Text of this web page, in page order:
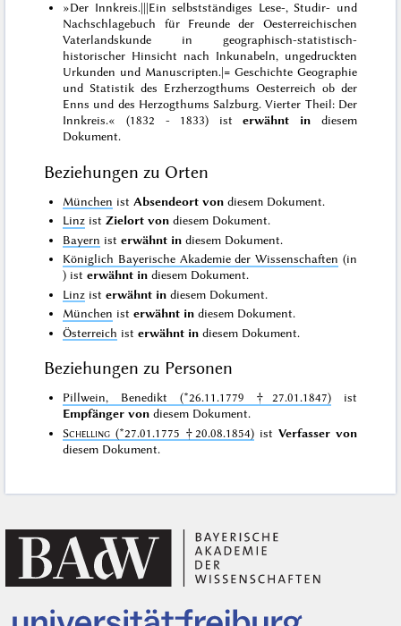
»Der Innkreis.|||Ein selbstständiges Lese-, Studir- und
Nachschlagebuch für Freunde der Oesterreichischen
Vaterlandskunde in geographisch-statistisch-
historischer Hinsicht nach Inkunabeln, ungedruckten
Urkunden und Manuscripten.|= Geschichte Geographie
und Statistik des Erzherzogthums Oesterreich ob der
Enns und des Herzogthums Salzburg. Vierter Theil: Der
Innkreis.« (1832 - 1833) isterwähnt in diesem
Dokument.
Beziehungen zu Orten
München ist Absendeort von diesem Dokument.
Linz istZielort von diesem Dokument.
Bayern isterwähnt in diesem Dokument.
Königlich Bayerische Akademie der Wissenschaften (in
) isterwähnt in diesem Dokument.
Linz isterwähnt in diesem Dokument.
München isterwähnt in diesem Dokument.
Österreich isterwähnt in diesem Dokument.
Beziehungen zu Personen
Pillwein, Benedikt (*26.11.1779 †27.01.1847) ist
Empfänger von diesem Dokument.
Schelling (*27.01.1775 †20.08.1854)ist Verfasser von
diesem Dokument.